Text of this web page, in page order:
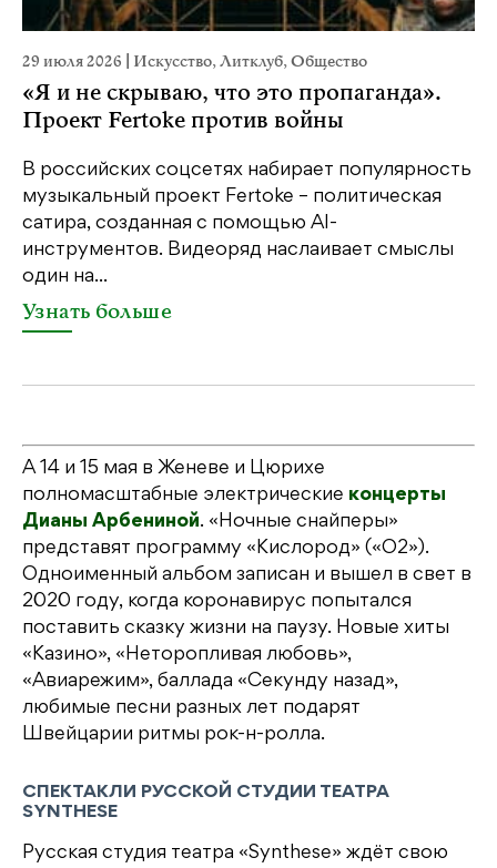
29 июля 2026 Искусство,Литклуб,Общество
«Я и не скрываю, что это пропаганда».
Проект Fertoke против войны
В российских соцсетях набирает популярность
музыкальный проект Fertoke – политическая
сатира, созданная с помощью AI-
инструментов. Видеоряд наслаивает смыслы
один на...
Узнать больше
А 14 и 15 мая в Женеве и Цюрихе
полномасштабные электрические концерты
Дианы Арбениной. «Ночные снайперы»
представят программу «Кислород» («О2»).
Одноименный альбом записан и вышел в свет в
2020 году, когда коронавирус попытался
поставить сказку жизни на паузу. Новые хиты
«Казино», «Неторопливая любовь»,
«Авиарежим», баллада «Секунду назад»,
любимые песни разных лет подарят
Швейцарии ритмы рок-н-ролла.
СПЕКТАКЛИ РУССКОЙ СТУДИИ ТЕАТРА
SYNTHESE
Русская студия театра «Synthese» ждёт свою